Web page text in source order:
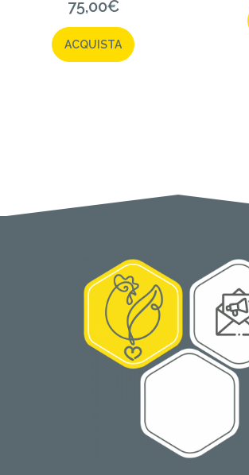
75,00€
ACQUISTA